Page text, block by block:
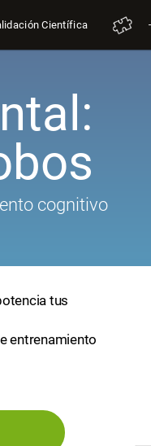
Científica
cognitivo
tus
entrenamiento